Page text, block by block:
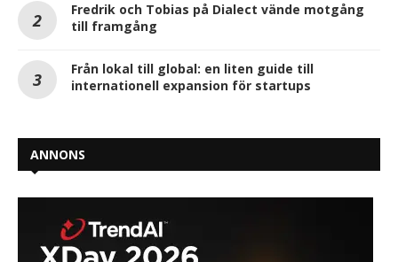
Fredrik och Tobias på Dialect vände motgång
till framgång
Från lokal till global: en liten guide till
internationell expansion för startups
ANNONS